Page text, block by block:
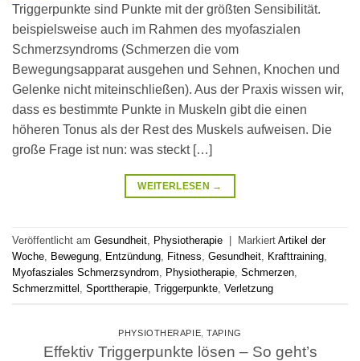
Triggerpunkte sind Punkte mit der größten Sensibilität.
beispielsweise auch im Rahmen des myofaszialen
Schmerzsyndroms (Schmerzen die vom
Bewegungsapparat ausgehen und Sehnen, Knochen und
Gelenke nicht miteinschließen). Aus der Praxis wissen wir,
dass es bestimmte Punkte in Muskeln gibt die einen
höheren Tonus als der Rest des Muskels aufweisen. Die
große Frage ist nun: was steckt […]
WEITERLESEN →
Veröffentlicht am Gesundheit, Physiotherapie Markiert Artikel der
Woche, Bewegung, Entzündung, Fitness, Gesundheit, Krafttraining,
Myofasziales Schmerzsyndrom, Physiotherapie, Schmerzen,
Schmerzmittel , Sporttherapie, Triggerpunkte, Verletzung
PHYSIOTHERAPIE ,TAPING
Effektiv Triggerpunkte lösen – So geht’s